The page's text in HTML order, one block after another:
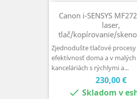
Canon i-SENSYS
laser,
tlač/kopírovanie/
Zjednodušte tlačové
efektívnosť doma a v malých
kanceláriách s rýchlymi a...
Cena
230,00 €
 Skladom v